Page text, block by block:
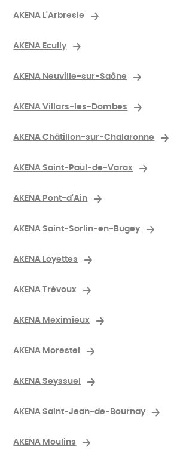
AKENA L'Arbresle
AKENA Ecully
AKENA Neuville-sur-Saône
AKENA Villars-les-Dombes
AKENA Châtillon-sur-Chalaronne
AKENA Saint-Paul-de-Varax
AKENA Pont-d'Ain
AKENA Saint-Sorlin-en-Bugey
AKENA Loyettes
AKENA Trévoux
AKENA Meximieux
AKENA Morestel
AKENA Seyssuel
AKENA Saint-Jean-de-Bournay
AKENA Moulins